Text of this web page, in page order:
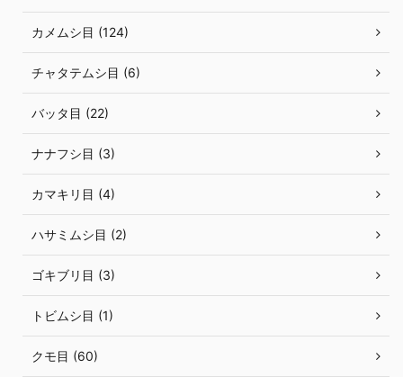
カメムシ目 (124)
チャタテムシ目 (6)
バッタ目 (22)
ナナフシ目 (3)
カマキリ目 (4)
ハサミムシ目 (2)
ゴキブリ目 (3)
トビムシ目 (1)
クモ目 (60)